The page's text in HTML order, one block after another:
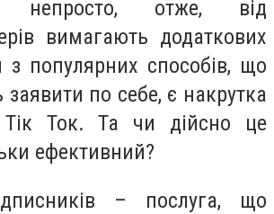
отже, від
вимагають додаткових
з популярних способів, що
по себе, є накрутка
Тік Ток. Та чи дійсно це
ефективний?
– послуга, що